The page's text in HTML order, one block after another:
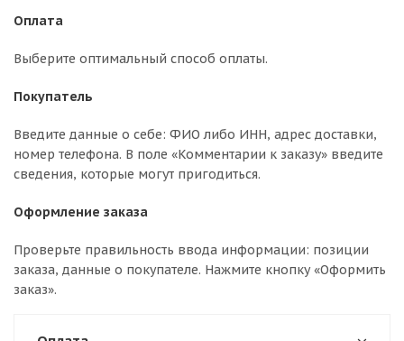
Оплата
Выберите оптимальный способ оплаты.
Покупатель
Введите данные о себе: ФИО либо ИНН, адрес доставки,
номер телефона. В поле «Комментарии к заказу» введите
сведения, которые могут пригодиться.
Оформление заказа
Проверьте правильность ввода информации: позиции
заказа, данные о покупателе. Нажмите кнопку «Оформить
заказ».